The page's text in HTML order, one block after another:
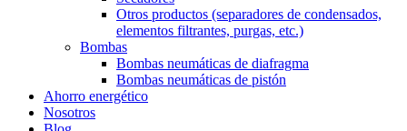
Otros productos (separadores de condensados,
elementos filtrantes, purgas, etc.)
Bombas
Bombas neumáticas de diafragma
Bombas neumáticas de pistón
Ahorro energético
Nosotros